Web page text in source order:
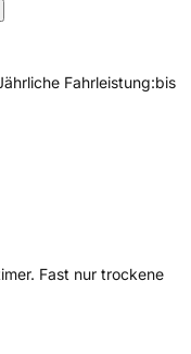
Fahrleistung:bis
Fast nur trockene